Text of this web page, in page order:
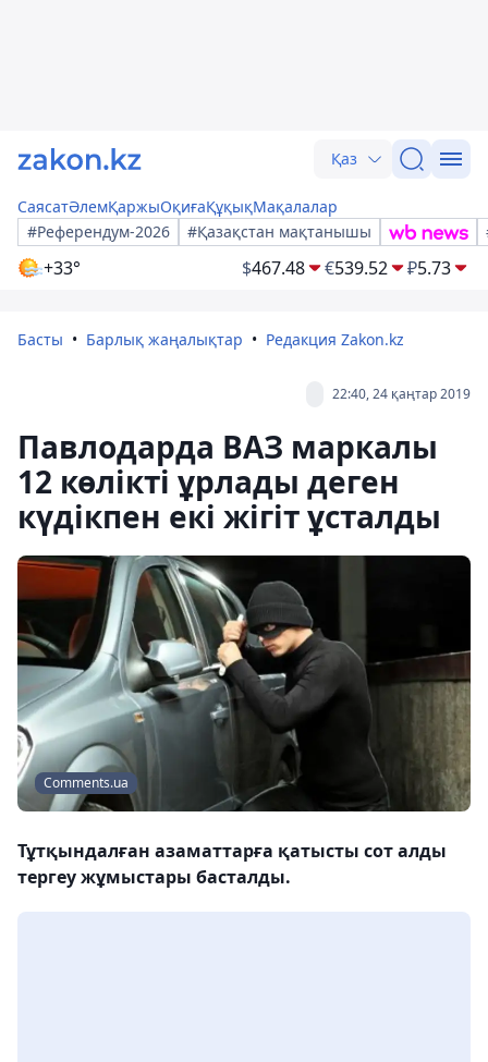
Қаз
СаясатӘлемҚаржыОқиғаҚұқықМақалалар
#Референдум-2026
#Қазақстан мақтанышы
+33° $467.48 €539.52 ₽5.73
Басты Барлық жаңалықтар Редакция Zakon.kz
22:40, 24 қаңтар 2019
Павлодарда ВАЗ маркалы
12 көлікті ұрлады деген
күдікпен екі жігіт ұсталды
Comments.ua
Тұтқындалған азаматтарға қатысты сот алды
тергеу жұмыстары басталды.